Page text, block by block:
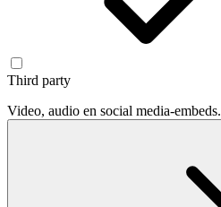
Third party
Video, audio en social media-embeds.